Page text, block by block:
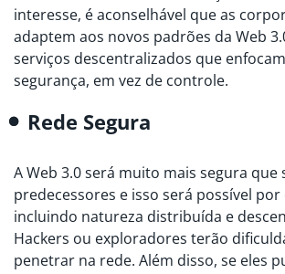
interesse, é aconselhável que as
adaptem aos novos padrões da Web
serviços descentralizados que
segurança, em vez de controle.
Rede Segura
A Web 3.0 será muito mais segura que
predecessores e isso será possível
incluindo natureza distribuída e
Hackers ou exploradores terão
penetrar na rede. Além disso, se eles